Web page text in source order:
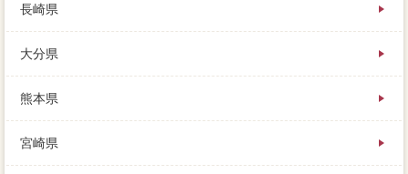
長崎県
大分県
熊本県
宮崎県